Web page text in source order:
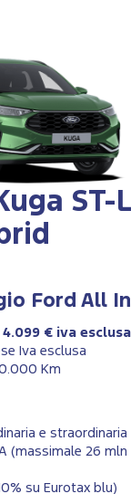
ST-
Ford All
€ iva esclusa
Iva esclusa
Km
e straordinaria
(massimale 26 mln
su Eurotax blu)